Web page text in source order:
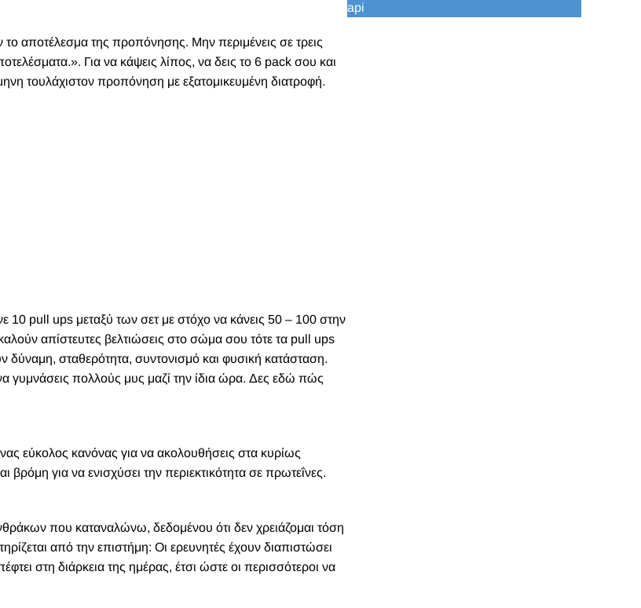
αποτέλεσμα της προπόνησης. Μην περιμένεις σε τρεις
Για να κάψεις λίπος, να δεις το 6 pack σου και
τουλάχιστον προπόνηση με εξατομικευμένη διατροφή.
10 pull ups μεταξύ των σετ με στόχο να κάνεις 50 – 100 στην
απίστευτες βελτιώσεις στο σώμα σου τότε τα pull ups
δύναμη, σταθερότητα, συντονισμό και φυσική κατάσταση.
γυμνάσεις πολλούς μυς μαζί την ίδια ώρα. Δες εδώ πώς
εύκολος κανόνας για να ακολουθήσεις στα κυρίως
για να ενισχύσει την περιεκτικότητα σε πρωτεΐνες.
που καταναλώνω, δεδομένου ότι δεν χρειάζομαι τόση
από την επιστήμη: Οι ερευνητές έχουν διαπιστώσει
στη διάρκεια της ημέρας, έτσι ώστε οι περισσότεροι να
api